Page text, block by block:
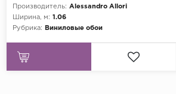
Производитель: Alessandro Allori
Ширина, м: 1.06
Рубрика:
Виниловые обои